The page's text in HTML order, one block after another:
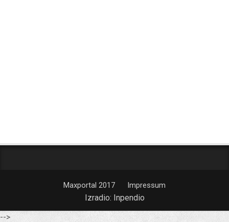
Maxportal 2017 Impressum
Izradio: Inpendio
-->